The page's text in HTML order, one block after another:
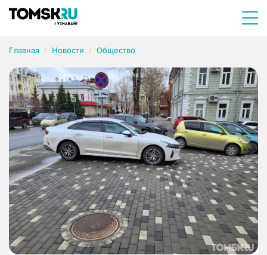
Главная Новости Общество